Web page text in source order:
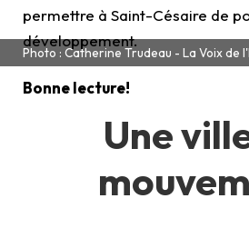
permettre à Saint-Césaire de
développement.
Bonne lecture!
Photo : Catherine Trudeau - La Voix de
Une